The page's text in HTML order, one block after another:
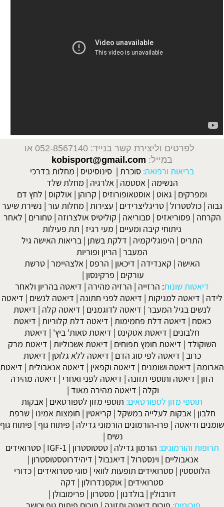
לפרטים וליצירת קשר בנייד: 052-8567140
או
במייל: kobisport@gmail.com
בריאות ורפואה: סוכרת | סינוסיטיס | מחלות בדרכי
הנשימה | אסטמה | אלרגיה | מחלת שלד
ומפרקים | גאוט | אוסטאופורוזיס | קרוהן | אולקוס | לחץ דם
גבוה |כולסטרול |טריגליצרידים | עצירות | מחלות עור | נשירת שיער
הקרחה | פסוריאזיס |סבוריאה | קוליטיס אולצרוזה |טחורים | לאחר
ניתוחי קיבה ומעיים | מעי רגיז | תת פעילות
התריס | היפוגליקמיה | דלקת בשתן | בריאות האישה גיל
המעבר | הריון ופוריות
האישה | קאנדידה | דיכאון | הרפס | אלצהיימר |טרשת
עורקים | פרקינסון |
דיאטות שונות: הרזייה | הרזיה מהירה | דיאטה בהריון ולאחר
לידה | דיאטה למניקות | דיאטה לפני חתונה | דיאטה לנשים | דיאטה
לנשים בגיל המעבר | דיאטה לדוגמנים | דיאטה קלה | דיאטת
כאסח | דיאטה דלת פחמימות | דיאטה דלת קלוריות | דיאטת
חלבונים | דיאטת אטקינס | דיאטת סאות' ביץ' | דיאטת
השוקולד | דיאטת חומץ תפוחים | דיאטת אשכוליות | דיאטת מרק
כרוב | דיאטה לפי סוג הדם | דיאטה ללא גלוטן | דיאטת
הארומה | דיאטה ושומנים | דיאטה וקפאין | דיאטה אנאבולית | דיאטת
הזון | דיאטה ותוספי תזונה | דיאטה לפני ואחרי | דיאטה מהירה
וקלה | דיאטה מהירה מאוד |
תוספי מזון לספורטאים: תוספי מזון לספורטאים | אבקות
חלבון | אבקות לעלייה במשקל | קריאטין | חומצות אמינו |שרפת
שומנים ודיאטה | פרו-הורמונים הורמוני גדילה | פיתוח גוף | פיתוח גוף
נשים |
תרופות והורמונים: הורמון גדילה |טסטוסטרון |
IGF-1
|סטרואידים
אנאבוליים | וינסטרול | דיאנבול | דיהידרוטסטוסטרון |
הלוטסטין | סטרואידים תופעות לוואי | סוגי סטרואידים | כדורי
סטרואידים | אוקסנדרולון | דקה
דורבולין | בולדנון | מסטרון | פרימובולן |